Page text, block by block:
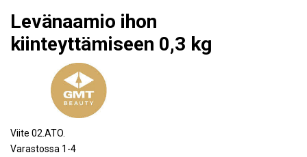
Levänaamio ihon
kiinteyttämiseen 0,3 kg
Viite 02.ATO.
Varastossa 1-4